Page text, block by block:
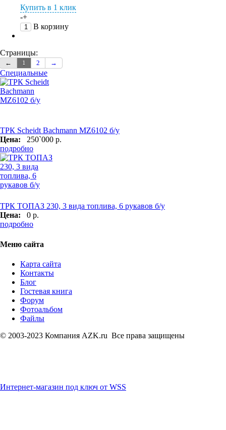
Купить в 1 клик
-+
В корзину
Страницы:
← 1 2 →
Специальные
ТРК Scheidt Bachmann MZ6102 б/у
Цена:
250`000 р.
подробно
ТРК ТОПАЗ 230, 3 вида топлива, 6 рукавов б/у
Цена:
0 р.
подробно
Меню сайта
Карта сайта
Контакты
Блог
Гостевая книга
Форум
Фотоальбом
Файлы
© 2003-2023 Компания AZK.ru Все права защищены
Интернет-магазин под ключ от WSS